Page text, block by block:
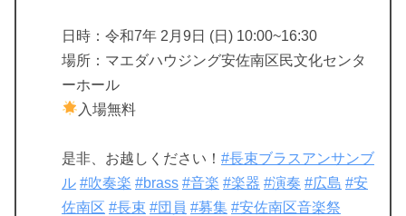
日時：令和7年 2月9日 (日) 10:00~16:30
場所：マエダハウジング安佐南区民文化センタ
ーホール
入場無料
是非、お越しください！ #長束ブラスアンサンブ
ル #吹奏楽 #brass #音楽 #楽器 #演奏 #広島 #安
佐南区 #長束 #団員 #募集 #安佐南区音楽祭